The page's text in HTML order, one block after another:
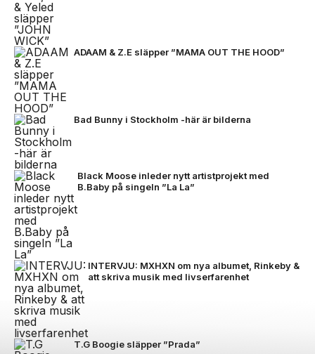
ADAAM & Z.E släpper ”MAMA OUT THE HOOD”
Bad Bunny i Stockholm -här är bilderna
Black Moose inleder nytt artistprojekt med
B.Baby på singeln ”La La”
INTERVJU: MXHXN om nya albumet, Rinkeby &
att skriva musik med livserfarenhet
T.G Boogie släpper ”Prada”